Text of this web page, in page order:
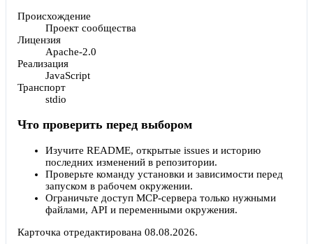
Происхождение
Проект сообщества
Лицензия
Apache-2.0
Реализация
JavaScript
Транспорт
stdio
Что проверить перед выбором
Изучите README, открытые issues и историю
последних изменений в репозитории.
Проверьте команду установки и зависимости перед
запуском в рабочем окружении.
Ограничьте доступ MCP-сервера только нужными
файлами, API и переменными окружения.
Карточка отредактирована 08.08.2026.